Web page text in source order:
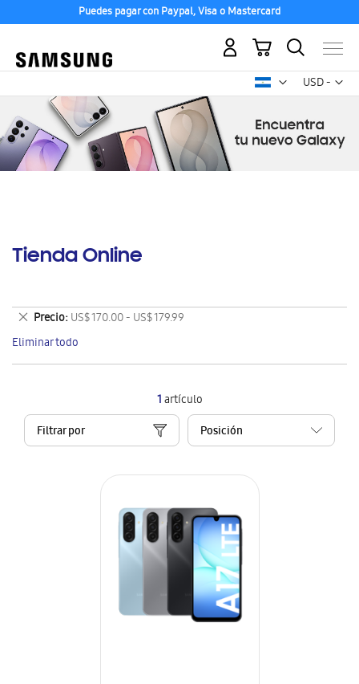
Puedes pagar con Paypal, Visa o Mastercard
USD -
dólar
Mi carrito
Tienda Online
1artículo
Filtrar por
Precio US$ 170.00 - US$ 179.99
Eliminar
este
artículo
Eliminar todo